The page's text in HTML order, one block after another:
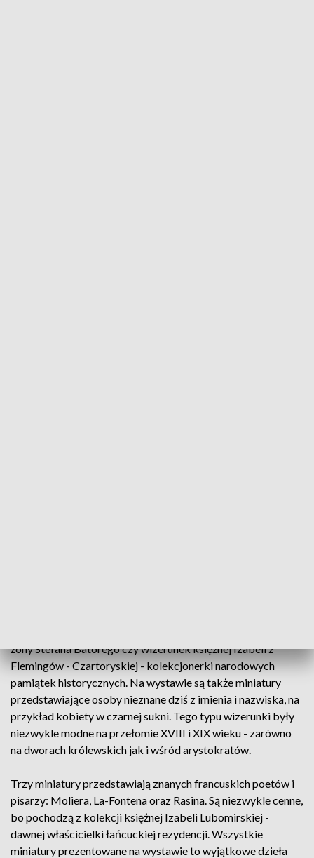
żony Stefana Batorego czy wizerunek księżnej Izabeli z
Flemingów - Czartoryskiej - kolekcjonerki narodowych
pamiątek historycznych. Na wystawie są także miniatury
przedstawiające osoby nieznane dziś z imienia i nazwiska, na
przykład kobiety w czarnej sukni. Tego typu wizerunki były
niezwykle modne na przełomie XVIII i XIX wieku - zarówno
na dworach królewskich jak i wśród arystokratów.
Trzy miniatury przedstawiają znanych francuskich poetów i
pisarzy: Moliera, La-Fontena oraz Rasina. Są niezwykle cenne,
bo pochodzą z kolekcji księżnej Izabeli Lubomirskiej -
dawnej właścicielki łańcuckiej rezydencji. Wszystkie
miniatury prezentowane na wystawie to wyjątkowe dzieła